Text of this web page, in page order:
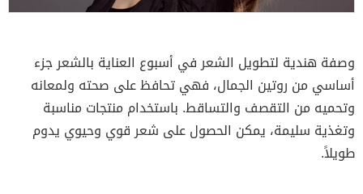
وصفة هندية لتطويل الشعر في أسبوع العناية بالشعر جزء
أساسي من روتين الجمال، فهي تحافظ على صحته ولمعانه
وتحميه من التقصف والتساقط. باستخدام منتجات مناسبة
وتغذية سليمة، يمكن الحصول على شعر قوي وحيوي يدوم
طويلاً.